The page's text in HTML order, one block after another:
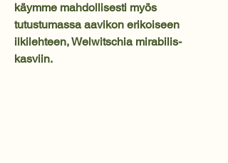
käymme mahdollisesti myös
tutustumassa aavikon erikoiseen
ilkilehteen, Welwitschia mirabilis-
kasviin.